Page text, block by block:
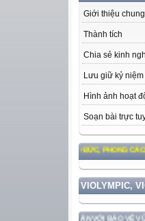
Giới thiệu chung
Thành tích
Chia sẻ kinh
Lưu giữ kỷ niệm
Hình ảnh hoạt
Soạn bài trực
TƯ TƯỞNG, ĐẠO ĐỨC, PHONG CÁCH
VIOLYMPIC,
ĐẤT NƯỚC GẮN VỚI BẢO VỆ VỮNG